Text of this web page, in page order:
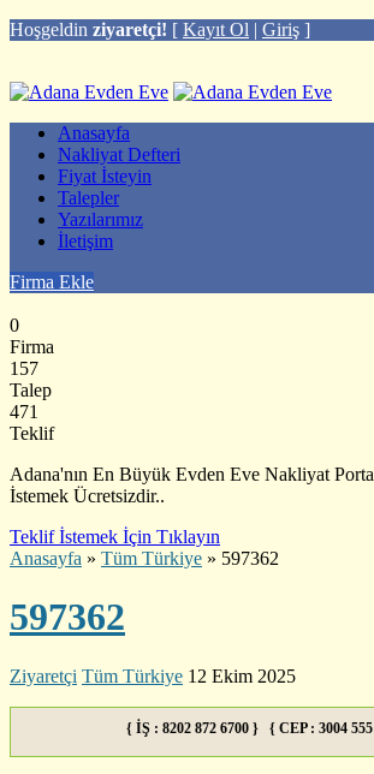
Hoşgeldin ziyaretçi! [ Kayıt Ol | Giriş ]
Anasayfa
Nakliyat Defteri
Fiyat İsteyin
Talepler
Yazılarımız
İletişim
Firma Ekle
0
Firma
157
Talep
471
Teklif
Adana'nın En Büyük Evden Eve Nakliyat
İstemek Ücretsizdir..
Teklif İstemek İçin Tıklayın
Anasayfa » Tüm Türkiye » 597362
597362
Ziyaretçi Tüm Türkiye 12 Ekim 2025
{ İŞ : 8202 872 6700 } { CEP : 3004 555